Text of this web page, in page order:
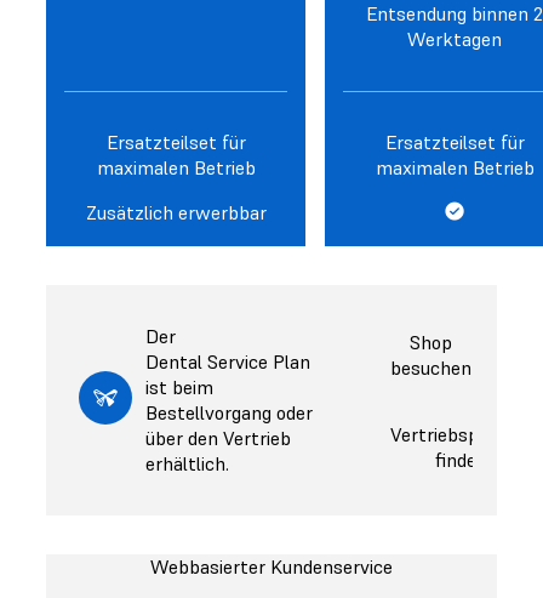
Ersatzteilset für
maximalen Betrieb
Zusätzlich erwerbbar
Entsendung binnen 2
Werktagen
Ersatzteilset für
maximalen Betrieb
Der
Dental Service Plan
ist beim
Bestellvorgang oder
über den Vertrieb
erhältlich.
Shop
besuchen
Vertriebspartner
finden
Webbasierter Kundenservice